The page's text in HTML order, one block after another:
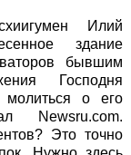
Илий
здание
бывшим
Господня
о его
Newsru.com.
Это точно